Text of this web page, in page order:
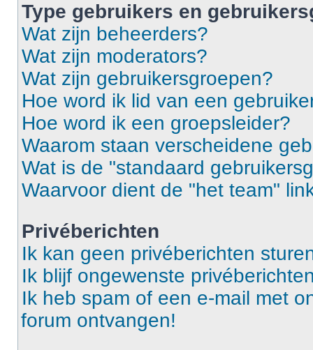
Type gebruikers en
Wat zijn beheerders?
Wat zijn moderators?
Wat zijn gebruikersgroepen?
Hoe word ik lid van een
Hoe word ik een groepsleider?
Waarom staan verscheidene
Wat is de "standaard
Waarvoor dient de "het team"
Privéberichten
Ik kan geen privéberichten
Ik blijf ongewenste
Ik heb spam of een e-mail met
forum ontvangen!